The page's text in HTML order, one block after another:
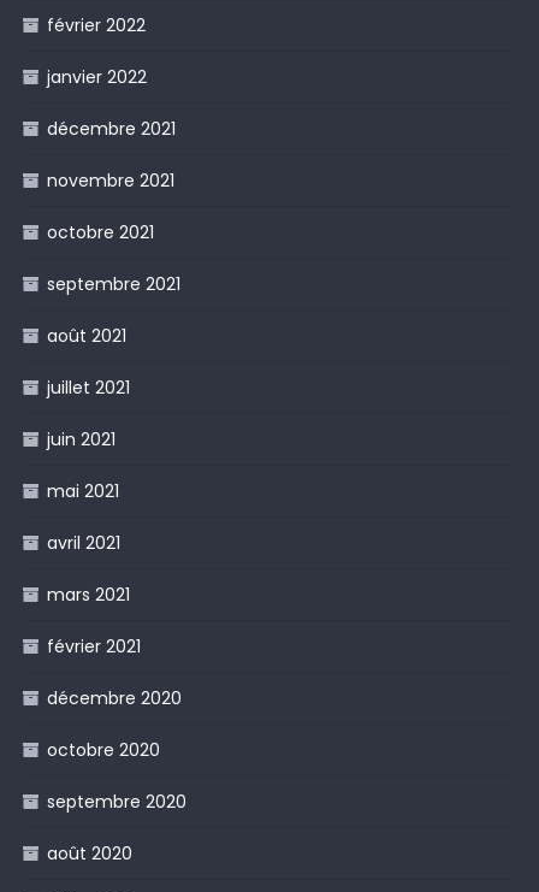
février 2022
janvier 2022
décembre 2021
novembre 2021
octobre 2021
septembre 2021
août 2021
juillet 2021
juin 2021
mai 2021
avril 2021
mars 2021
février 2021
décembre 2020
octobre 2020
septembre 2020
août 2020